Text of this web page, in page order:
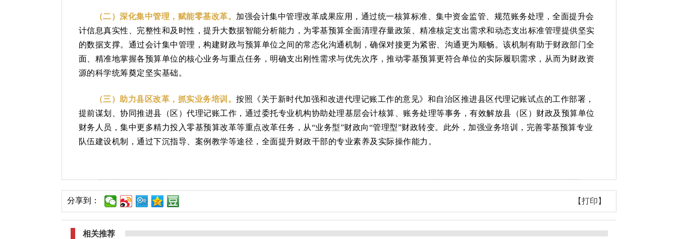
（二）深化集中管理，赋能零基改革。 加强会计集中管理改革成果应用，通过统一核算标准、集中资金监管、规范账务处理，全面提升会
计信息真实性、完整性和及时性，提升大数据智能分析能力，为零基预算全面清理存量政策、精准核定支出需求和动态支出标准管理提供坚实
的数据支撑。通过会计集中管理，构建财政与预算单位之间的常态化沟通机制，确保对接更为紧密、沟通更为顺畅。该机制有助于财政部门全
面、精准地掌握各预算单位的核心业务与重点任务，明确支出刚性需求与优先次序，推动零基预算更符合单位的实际履职需求，从而为财政资
源的科学统筹奠定坚实基础。
（三）助力县区改革，抓实业务培训。按照《关于新时代加强和改进代理记账工作的意见》和自治区推进县区代理记账试点的工作部署，
提前谋划、协同推进县（区）代理记账工作，通过委托专业机构协助处理基层会计核算、账务处理等事务，有效解放县（区）财政及预算单位
财务人员，集中更多精力投入零基预算改革等重点改革任务，从“业务型”财政向“管理型”财政转变。此外，加强业务培训，完善零基预算专业
队伍建设机制，通过下沉指导、案例教学等途径，全面提升财政干部的专业素养及实际操作能力。
分享到： 【打印】
相关推荐